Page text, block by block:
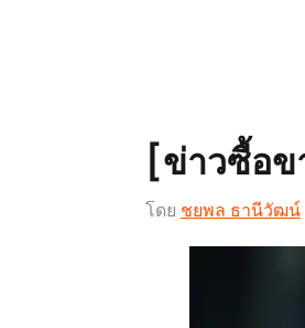
[ข่าวซื้อข
โดย ชยพล ธานีวัฒน์